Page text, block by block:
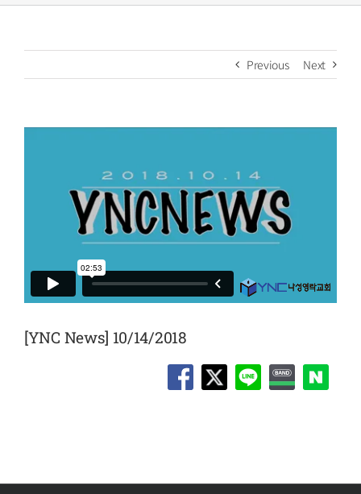
Previous Next
[YNC News] 10/14/2018